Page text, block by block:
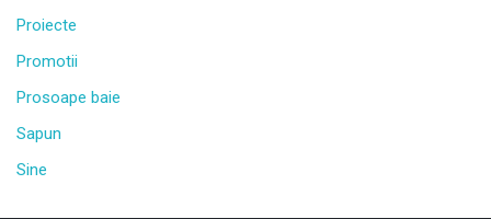
Proiecte
Promotii
Prosoape baie
Sapun
Sine